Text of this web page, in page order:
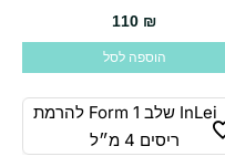
110 ₪
הוספה לסל